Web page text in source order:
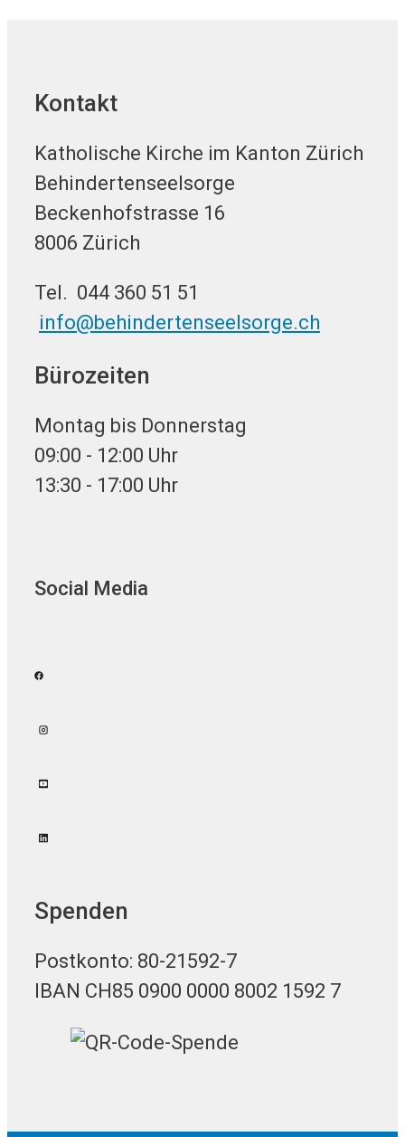
Kontakt
Katholische Kirche im Kanton Zürich
Behindertenseelsorge
Beckenhofstrasse 16
8006 Zürich
Tel. 044 360 51 51
info@behindertenseelsorge.ch
Bürozeiten
Montag bis Donnerstag
09:00 - 12:00 Uhr
13:30 - 17:00 Uhr
Social Media
Spenden
Postkonto: 80-21592-7
IBAN CH85 0900 0000 8002 1592 7